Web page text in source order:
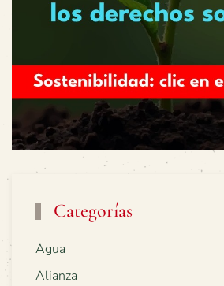
Categorías
Agua
Alianza